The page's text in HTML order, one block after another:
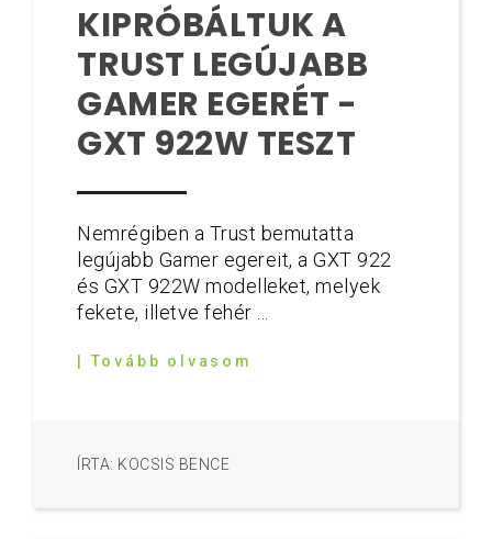
KIPRÓBÁLTUK A
TRUST LEGÚJABB
GAMER EGERÉT -
GXT 922W TESZT
Nemrégiben a Trust bemutatta
legújabb Gamer egereit, a GXT 922
és GXT 922W modelleket, melyek
fekete, illetve fehér ...
| Tovább olvasom
ÍRTA: KOCSIS BENCE